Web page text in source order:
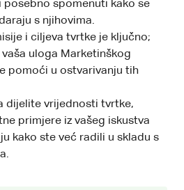
posebno spomenuti kako se
s njihovima.
i ciljeva tvrtke je ključno;
uloga Marketinškog
pomoći u ostvarivanju tih
dijelite vrijednosti tvrtke,
primjere iz vašeg iskustva
kako ste već radili u skladu s